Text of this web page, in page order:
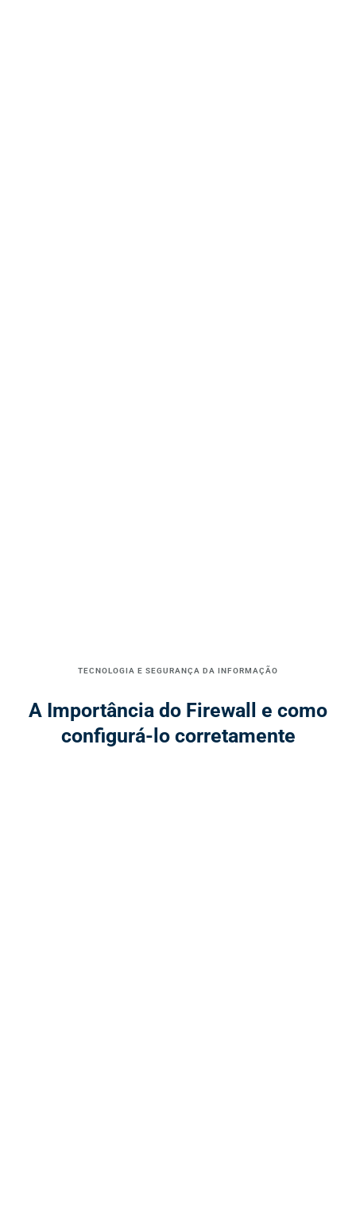
TECNOLOGIA E SEGURANÇA DA INFORMAÇÃO
A Importância do Firewall e como
configurá-lo corretamente